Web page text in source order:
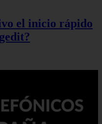
el inicio rápido